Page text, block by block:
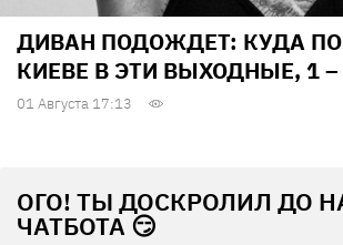
ДИВАН ПОДОЖДЕТ: КУДА
КИЕВЕ В ЭТИ ВЫХОДНЫЕ, 1 –
01 Августа 17:13
ОГО! ТЫ ДОСКРОЛИЛ ДО
ЧАТБОТА 😏